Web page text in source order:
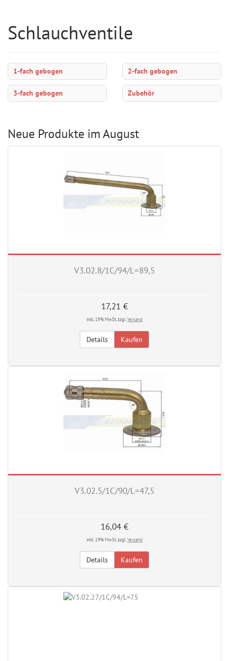
Schlauchventile
1-fach gebogen 2-fach gebogen
3-fach gebogen Zubehör
Neue Produkte im August
V3.02.8/1C/94/L=89,5
17,21 €
inkl. 19% MwSt. zzgl. Versand
Details Kaufen
V3.02.5/1C/90/L=47,5
16,04 €
inkl. 19% MwSt. zzgl. Versand
Details Kaufen